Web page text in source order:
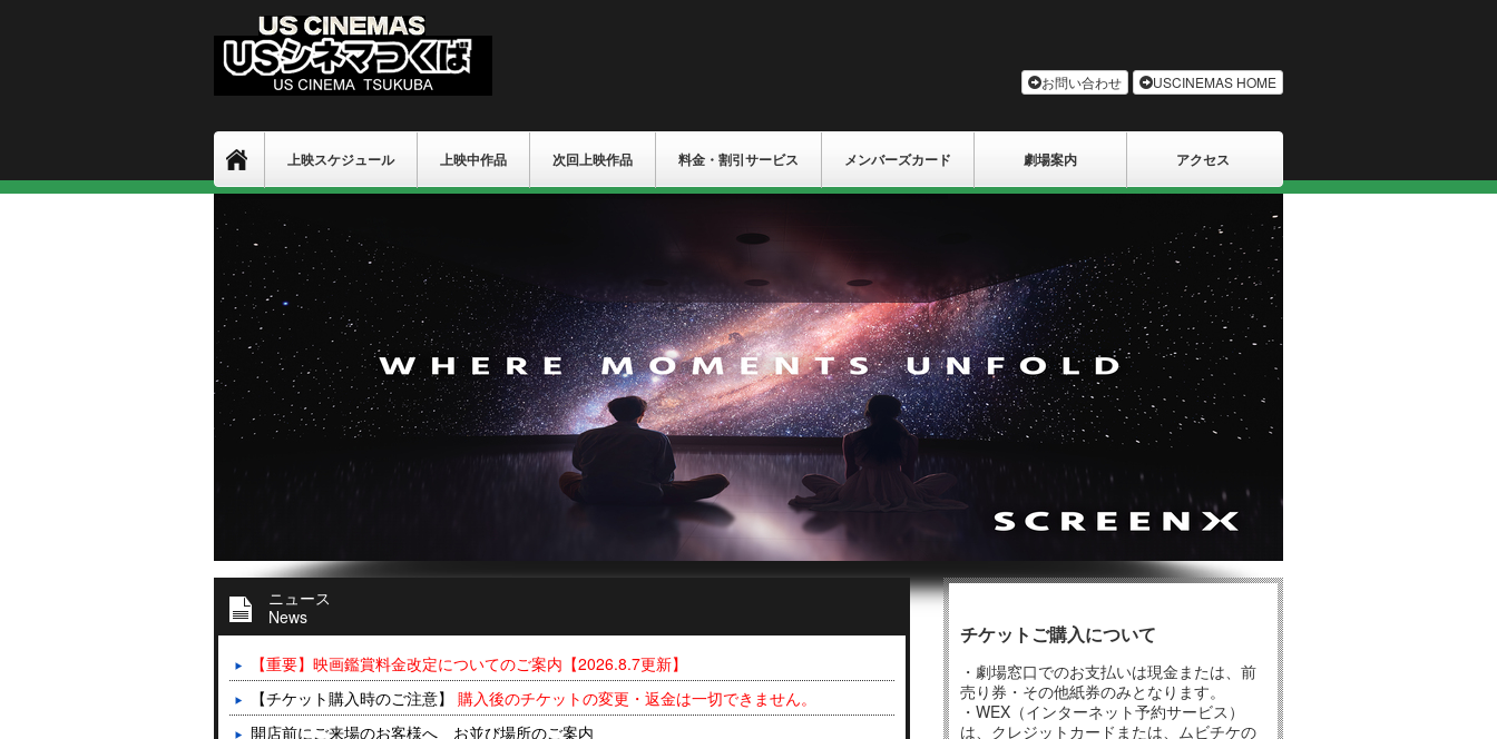
お問い合わせ USCINEMAS HOME
上映スケジュール 上映中作品 次回上映作品 料金・割引サービス メンバーズカード 劇場案内 アクセス
ニュース
News
【重要】映画鑑賞料金改定についてのご案内【2026.8.7更新】
【チケット購入時のご注意】 購入後のチケットの変更・返金は一切できません。
開店前にご来場のお客様へ お並び場所のご案内
チケットご購入について
・劇場窓口でのお支払いは現金または、前
売り券・その他紙券のみとなります。
・WEX（インターネット予約サービス）
は、クレジットカードまたは、ムビチケの